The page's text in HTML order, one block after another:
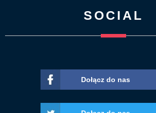
SOCIAL
Dołącz do nas